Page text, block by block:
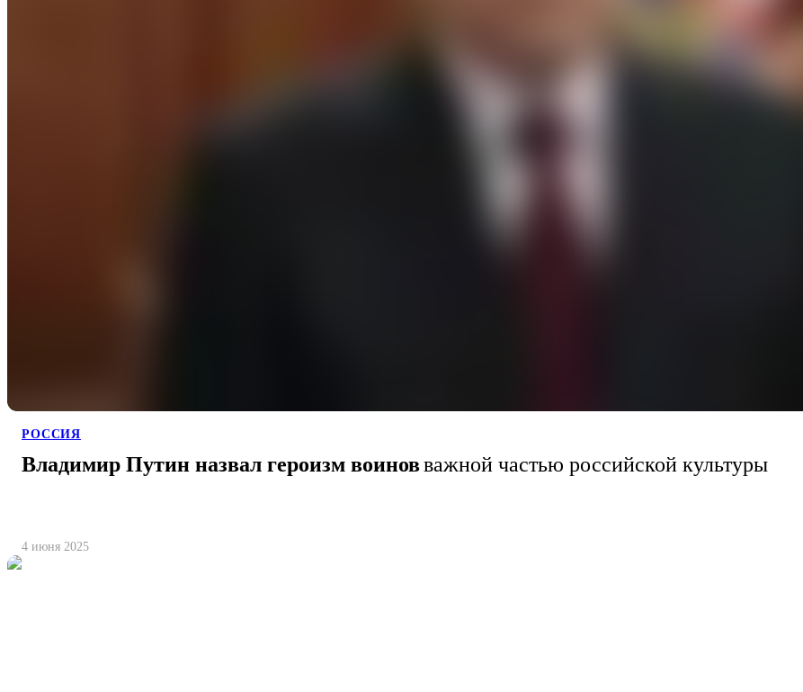
РОССИЯ
Владимир Путин назвал героизм воиновважной частью российской культуры
4 июня 2025